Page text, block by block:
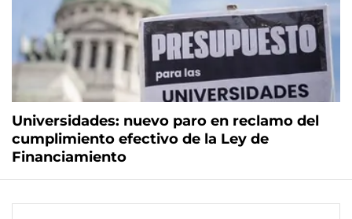
Universidades: nuevo paro en reclamo del
cumplimiento efectivo de la Ley de
Financiamiento